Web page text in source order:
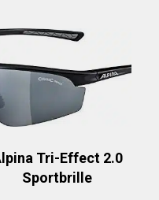
Tri-Effect 2.0
Sportbrille